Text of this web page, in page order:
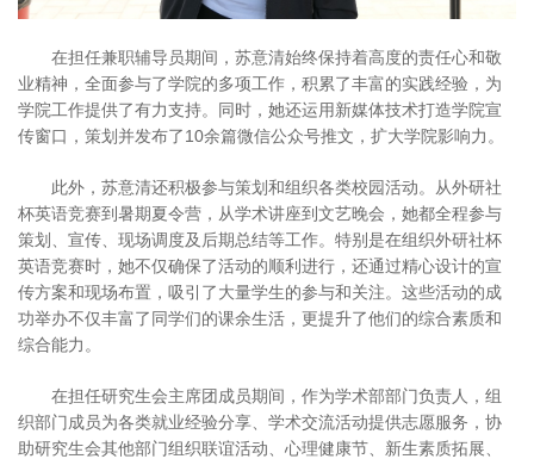
在担任兼职辅导员期间，苏意清始终保持着高度的责任心和敬
业精神，全面参与了学院的多项工作，积累了丰富的实践经验，为
学院工作提供了有力支持。同时，她还运用新媒体技术打造学院宣
传窗口，策划并发布了10余篇微信公众号推文，扩大学院影响力。
此外，苏意清还积极参与策划和组织各类校园活动。从外研社
杯英语竞赛到暑期夏令营，从学术讲座到文艺晚会，她都全程参与
策划、宣传、现场调度及后期总结等工作。特别是在组织外研社杯
英语竞赛时，她不仅确保了活动的顺利进行，还通过精心设计的宣
传方案和现场布置，吸引了大量学生的参与和关注。这些活动的成
功举办不仅丰富了同学们的课余生活，更提升了他们的综合素质和
综合能力。
在担任研究生会主席团成员期间，作为学术部部门负责人，组
织部门成员为各类就业经验分享、学术交流活动提供志愿服务，协
助研究生会其他部门组织联谊活动、心理健康节、新生素质拓展、